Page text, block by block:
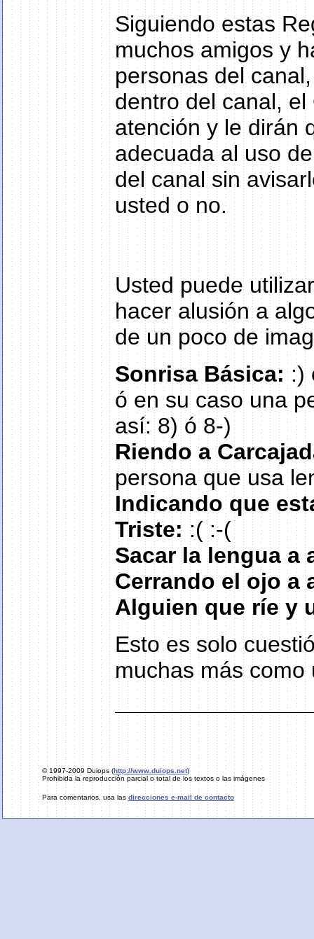
Siguiendo estas
muchos amigos y
personas del
dentro del canal,
atención y le dirán
adecuada al uso
del canal sin
usted o no.
Usted puede
hacer alusión a
de un poco de
Sonrisa Básica::)
ó en su caso una
así: 8) ó 8-)
Riendo a
persona que usa
Indicando que
Triste: :( :-(
Sacar la lengua a
Cerrando el ojo a
Alguien que ríe y
Esto es solo
muchas más
© 1997-2009 Duiops (http://www.duiops.net)
Prohibida la reproducción parcial o total de los textos o las imágenes
Para comentarios, usa lasdirecciones e-mail de contacto